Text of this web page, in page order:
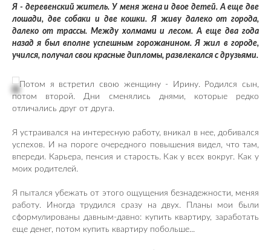
Я - деревенский житель. У меня жена и двое детей. А еще две
лошади, две собаки и две кошки. Я живу далеко от города,
далеко от трассы. Между холмами и лесом. А еще два года
назад я был вполне успешным горожанином. Я жил в городе,
учился, получал свои красные дипломы, развлекался с друзьями.
Потом я встретил свою женщину - Ирину. Родился сын,
потом второй. Дни сменялись днями, которые редко
отличались друг от друга.
Я устраивался на интересную работу, вникал в нее, добивался
успехов. И на пороге очередного повышения видел, что там,
впереди. Карьера, пенсия и старость. Как у всех вокруг. Как у
моих родителей.
Я пытался убежать от этого ощущения безнадежности, меняя
работу. Иногда трудился сразу на двух. Планы мои были
сформулированы давным-давно: купить квартиру, заработать
еще денег, потом купить квартиру побольше...